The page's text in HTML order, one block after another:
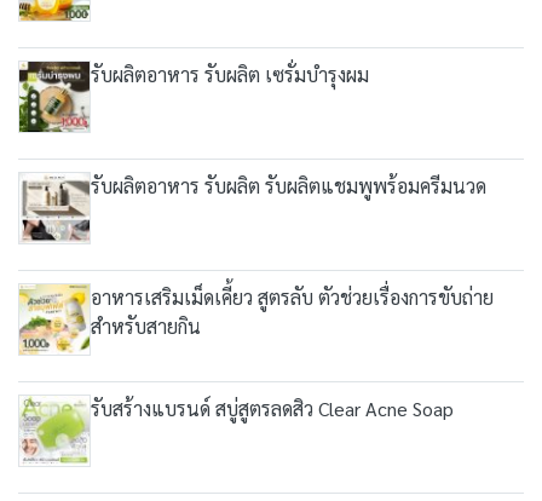
รับผลิตอาหาร รับผลิต เซรั่มบำรุงผม
รับผลิตอาหาร รับผลิต รับผลิตแชมพูพร้อมครีมนวด
อาหารเสริมเม็ดเคี้ยว สูตรลับ ตัวช่วยเรื่องการขับถ่าย
สำหรับสายกิน
รับสร้างแบรนด์ สบู่สูตรลดสิว Clear Acne Soap